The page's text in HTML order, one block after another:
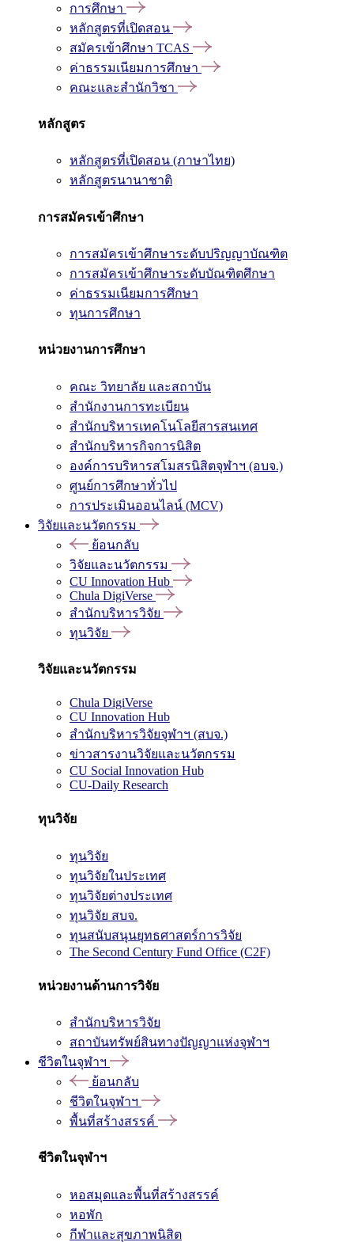
การศึกษา
หลักสูตรที่เปิดสอน
สมัครเข้าศึกษา TCAS
ค่าธรรมเนียมการศึกษา
คณะและสำนักวิชา
หลักสูตร
หลักสูตรที่เปิดสอน (ภาษาไทย)
หลักสูตรนานาชาติ
การสมัครเข้าศึกษา
การสมัครเข้าศึกษาระดับปริญญาบัณฑิต
การสมัครเข้าศึกษาระดับบัณฑิตศึกษา
ค่าธรรมเนียมการศึกษา
ทุนการศึกษา
หน่วยงานการศึกษา
คณะ วิทยาลัย และสถาบัน
สำนักงานการทะเบียน
สำนักบริหารเทคโนโลยีสารสนเทศ
สำนักบริหารกิจการนิสิต
องค์การบริหารสโมสรนิสิตจุฬาฯ (อบจ.)
ศูนย์การศึกษาทั่วไป
การประเมินออนไลน์ (MCV)
วิจัยและนวัตกรรม
ย้อนกลับ
วิจัยและนวัตกรรม
CU Innovation Hub
Chula DigiVerse
สำนักบริหารวิจัย
ทุนวิจัย
วิจัยและนวัตกรรม
Chula DigiVerse
CU Innovation Hub
สำนักบริหารวิจัยจุฬาฯ (สบจ.)
ข่าวสารงานวิจัยและนวัตกรรม
CU Social Innovation Hub
CU-Daily Research
ทุนวิจัย
ทุนวิจัย
ทุนวิจัยในประเทศ
ทุนวิจัยต่างประเทศ
ทุนวิจัย สบจ.
ทุนสนับสนุนยุทธศาสตร์การวิจัย
The Second Century Fund Office (C2F)
หน่วยงานด้านการวิจัย
สำนักบริหารวิจัย
สถาบันทรัพย์สินทางปัญญาแห่งจุฬาฯ
ชีวิตในจุฬาฯ
ย้อนกลับ
ชีวิตในจุฬาฯ
พื้นที่สร้างสรรค์
ชีวิตในจุฬาฯ
หอสมุดและพื้นที่สร้างสรรค์
หอพัก
กีฬาและสุขภาพนิสิต